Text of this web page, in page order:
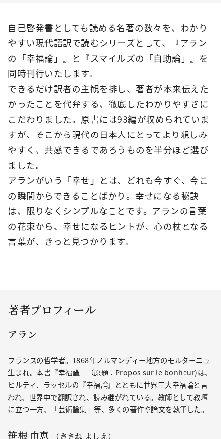
自己啓発書としても読める名著の数々を、わかり
やすい現代語訳で読むシリーズとして、『アラン
の「幸福論」』と『スマイルズの「自助論」』を
同時刊行いたします。
できるだけ訳者の主観を排し、著者が本来伝えた
かったことを代弁する、徹底したわかりやすさに
こだわりました。原書には93編が収められていま
すが、そこから現代の日本人にとってより親しみ
やすく、共感できるであろうものを半分ほど選び
ました。
アランがいう「幸せ」とは、どれも今すぐ、今こ
の瞬間からできることばかり。幸せになる秘訣
は、限りなくシンプルなことです。アランの言葉
の花束から、幸せになるヒントが、心の杖となる
言葉が、きっと見つかります。
著者プロフィール
アラン
フランスの哲学者。1868年ノルマンディー地方のモルターニュ
生まれ。本書『幸福論』（原題：Propos sur le bonheur)は、
ヒルティ、ラッセルの『幸福論』とともに世界三大幸福論と言
われ、世界中で翻訳され、読み継がれている。教師として教壇
に立つ一方、「芸術論集」等、多くの著作や論文を執筆した。
笹根 由恵 （ささね よしえ）